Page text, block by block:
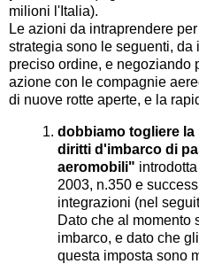
milioni l'Italia).
Le azioni da intraprendere
strategia sono le seguenti, da
preciso ordine, e negoziando
azione con le compagnie
di nuove rotte aperte, e la
dobbiamo togliere
diritti d'imbarco di
aeromobili"
2003, n.350 e
integrazioni (nel
Dato che al momento
imbarco, e dato che
questa imposta sono